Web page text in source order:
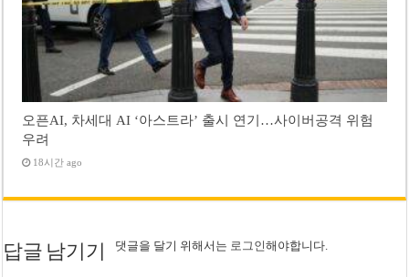
오픈AI, 차세대 AI ‘아스트라’ 출시 연기…사이버공격 위험
우려
18시간 ago
답글 남기기 댓글을 달기 위해서는 로그인해야합니다.